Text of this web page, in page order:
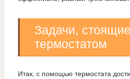
Задачи,
термостатом
Итак, с помощью термостата